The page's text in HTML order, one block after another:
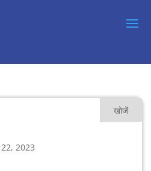
22, 2023
खोजें